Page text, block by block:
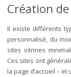
Création
Il existe différents
personnalisé, du
sites vitrines
Ces sites ont
la page d’accueil –